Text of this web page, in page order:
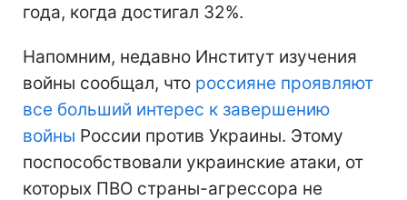
года, когда достигал 32%.
Напомним, недавно Институт изучения
войны сообщал, что россияне проявляют
все больший интерес к завершению
войны России против Украины. Этому
поспособствовали украинские атаки, от
которых ПВО страны-агрессора не